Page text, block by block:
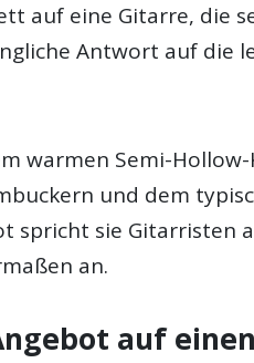
auf eine Gitarre, die
Antwort auf die
warmen Semi-Hollow-
und dem
spricht sie Gitarristen
an.
auf